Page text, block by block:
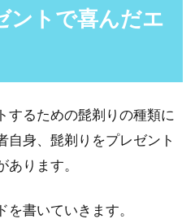
ントで喜んだエ
するための髭剃りの種類に
自身、髭剃りをプレゼント
ります。
書いていきます。